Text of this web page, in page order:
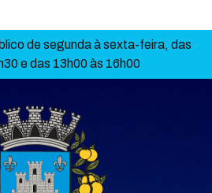
de segunda à sexta-feira, das
e das 13h00 às 16h00